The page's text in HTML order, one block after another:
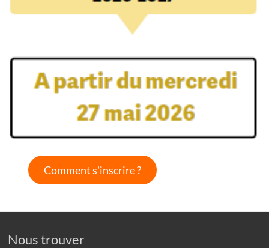
Comment s'inscrire ?
Nous trouver